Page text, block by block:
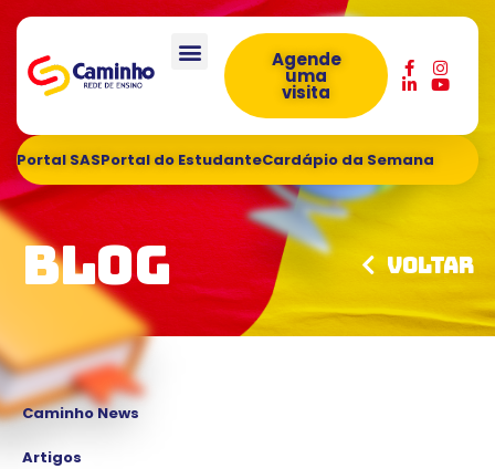
Agende
uma
visita
Portal SASPortal do EstudanteCardápio da Semana
Blog Voltar
Caminho News
Artigos